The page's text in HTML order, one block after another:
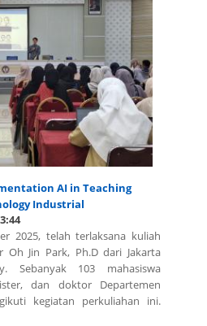
AI in Teaching
Industrial
2025, telah terlaksana kuliah
Oh Jin Park, Ph.D dari Jakarta
Sebanyak 103 mahasiswa
dan doktor Departemen
kegiatan perkuliahan ini.